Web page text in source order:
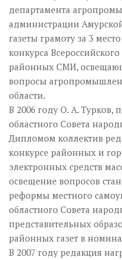
департамента
администрации
газеты грамоту за 3
конкурса
районных СМИ,
вопросы
области.
В 2006 году О. А. Турков,
областного Совета
Дипломом коллектив
конкурсе районных и
электронных средств
освещение вопросов
реформы местного
областного Совета
представительных
районных газет в
В 2007 году редакция